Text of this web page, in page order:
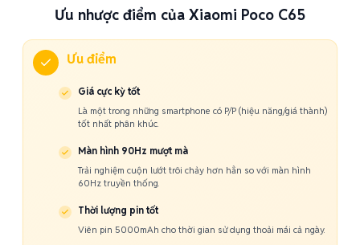
Ưu nhược điểm của Xiaomi Poco C65
Ưu điểm
Giá cực kỳ tốt
Là một trong những smartphone có P/P (hiệu năng/giá thành)
tốt nhất phân khúc.
Màn hình 90Hz mượt mà
Trải nghiệm cuộn lướt trôi chảy hơn hẳn so với màn hình
60Hz truyền thống.
Thời lượng pin tốt
Viên pin 5000mAh cho thời gian sử dụng thoải mái cả ngày.